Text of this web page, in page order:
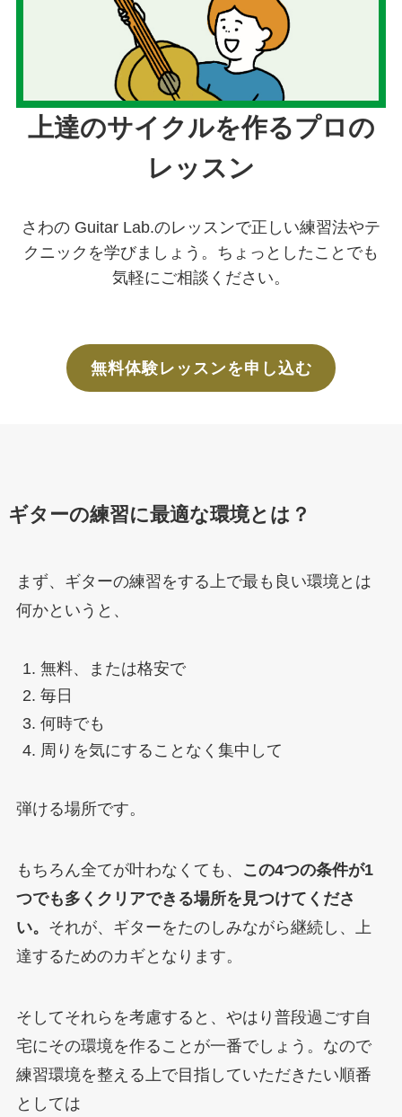
上達のサイクルを作るプロの
レッスン
さわの Guitar Lab.のレッスンで正しい練習法やテ
クニックを学びましょう。ちょっとしたことでも
気軽にご相談ください。
無料体験レッスンを申し込む
ギターの練習に最適な環境とは？
まず、ギターの練習をする上で最も良い環境とは
何かというと、
無料、または格安で
毎日
何時でも
周りを気にすることなく集中して
弾ける場所です。
もちろん全てが叶わなくても、
この4つの条件が1
つでも多くクリアできる場所を見つけてくださ
い。 それが、ギターをたのしみながら継続し、上
達するためのカギとなります。
そしてそれらを考慮すると、やはり普段過ごす自
宅にその環境を作ることが一番でしょう。なので
練習環境を整える上で目指していただきたい順番
としては